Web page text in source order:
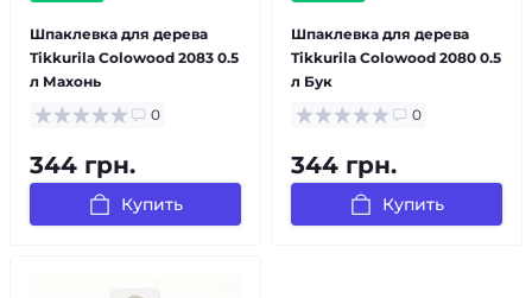
Шпаклевка для дерева
Tikkurila Colowood 2083 0.5
л Махонь
0
344 грн.
Купить
Шпаклевка для дерева
Tikkurila Colowood 2080 0.5
л Бук
0
344 грн.
Купить